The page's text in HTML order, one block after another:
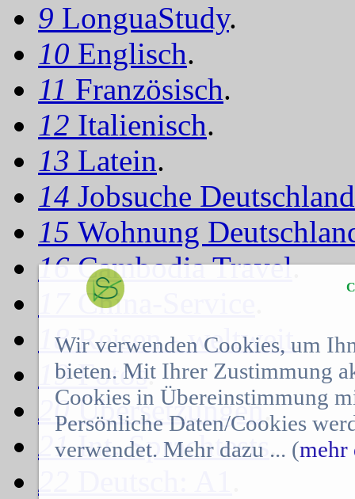
9 LonguaStudy.
10 Englisch.
11 Französisch.
12 Italienisch.
13 Latein.
14 Jobsuche Deutschland
15 Wohnung
16Cambodia Travel.
China-Service
18Reisen - weltweit.
19Fotos.
20Übersetzungen.
21Int. Sprachtests .
22
Wir verwenden Cookies, um
bieten. Mit Ihrer Zustimmung
Cookies in Übereinstimmung
Persönliche Daten/Cookies
verwendet. Mehr dazu ... (mehr